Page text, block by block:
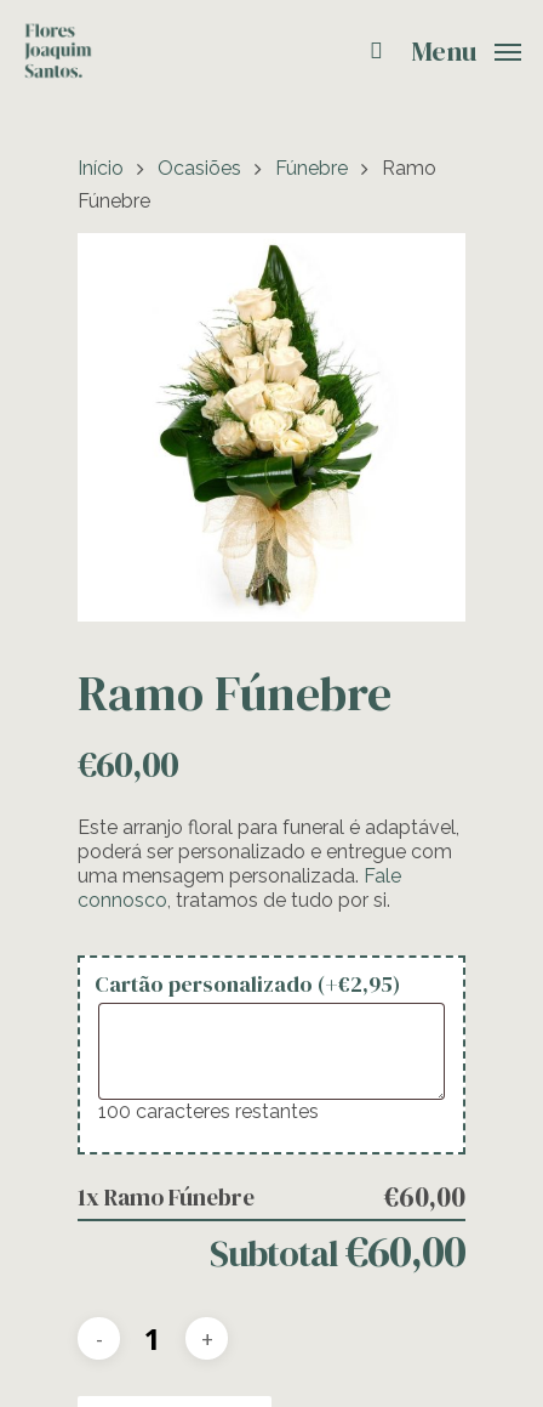
Menu
Início Ocasiões Fúnebre
Ramo
Fúnebre
Ramo Fúnebre
€60,00
Este arranjo floral para funeral é adaptável,
poderá ser personalizado e entregue com
uma mensagem personalizada. Fale
connosco, tratamos de tudo por si.
Cartão personalizado (+€2,95)
100 caracteres restantes
1xRamo Fúnebre €60,00
Subtotal€60,00